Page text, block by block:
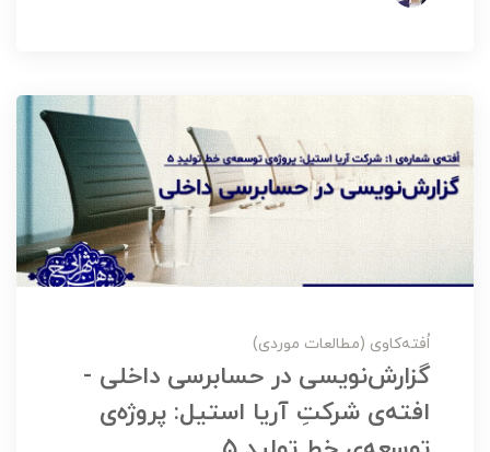
اُفته‌کاوی (مطالعات موردی)
گزارش‌نویسی در حسابرسی داخلی -
افته‌ی شرکتِ آریا استیل: پروژه‌ی